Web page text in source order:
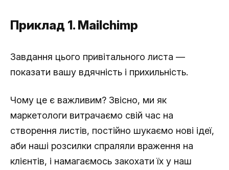
Приклад 1. Mailchimp
Завдання цього привітального листа —
показати вашу вдячність і прихильність.
Чому це є важливим? Звісно, ми як
маркетологи витрачаємо свій час на
створення листів, постійно шукаємо нові ідеї,
аби наші розсилки спраляли враження на
клієнтів, і намагаємось закохати їх у наш